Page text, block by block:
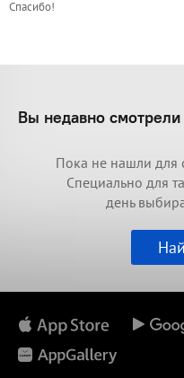
Спасибо!
Вы недавно смотрели
Пока не нашли для
Специально для
день